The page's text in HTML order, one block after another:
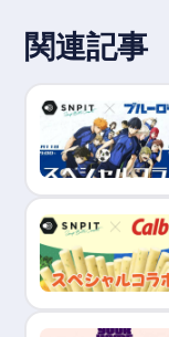
関連記事